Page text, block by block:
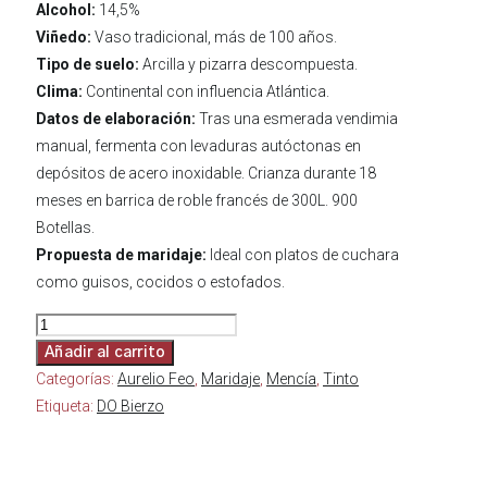
Alcohol: 14,5%
Viñedo: Vaso tradicional, más de 100 años.
Tipo de suelo: Arcilla y pizarra descompuesta.
Clima: Continental con influencia Atlántica.
Datos de elaboración: Tras una esmerada vendimia
manual, fermenta con levaduras autóctonas en
depósitos de acero inoxidable. Crianza durante 18
meses en barrica de roble francés de 300L. 900
Botellas.
Propuesta de maridaje: Ideal con platos de cuchara
como guisos, cocidos o estofados.
Montelios
cantidad
Añadir al carrito
Categorías: Aurelio Feo, Maridaje, Mencía, Tinto
Etiqueta: DO Bierzo